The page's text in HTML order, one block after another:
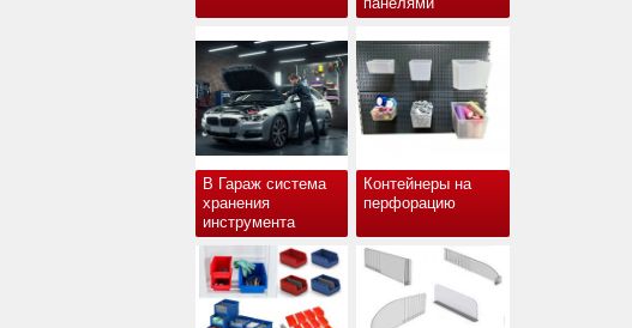
В Гараж система
хранения
инструмента
Контейнеры на
перфорацию